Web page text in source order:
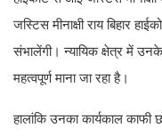
जस्टिस मीनाक्षी राय बिहार
संभालेंगी। न्यायिक क्षेत्र में
महत्वपूर्ण माना जा रहा है।
हालांकि उनका कार्यकाल